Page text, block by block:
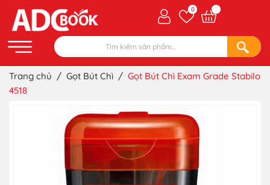
0
Trang chủ / Gọt Bút Chì / Gọt Bút Chì Exam Grade Stabilo
4518